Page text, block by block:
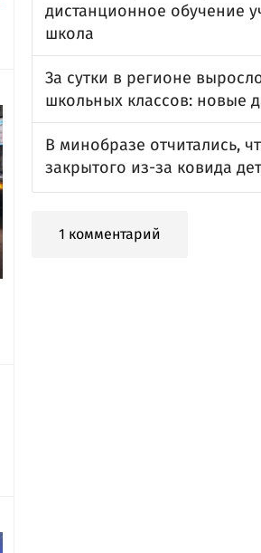
дистанционное обучение
школа
За сутки в регионе
школьных классов: новые
В минобразе отчитались,
закрытого из-за ковида
1 комментарий